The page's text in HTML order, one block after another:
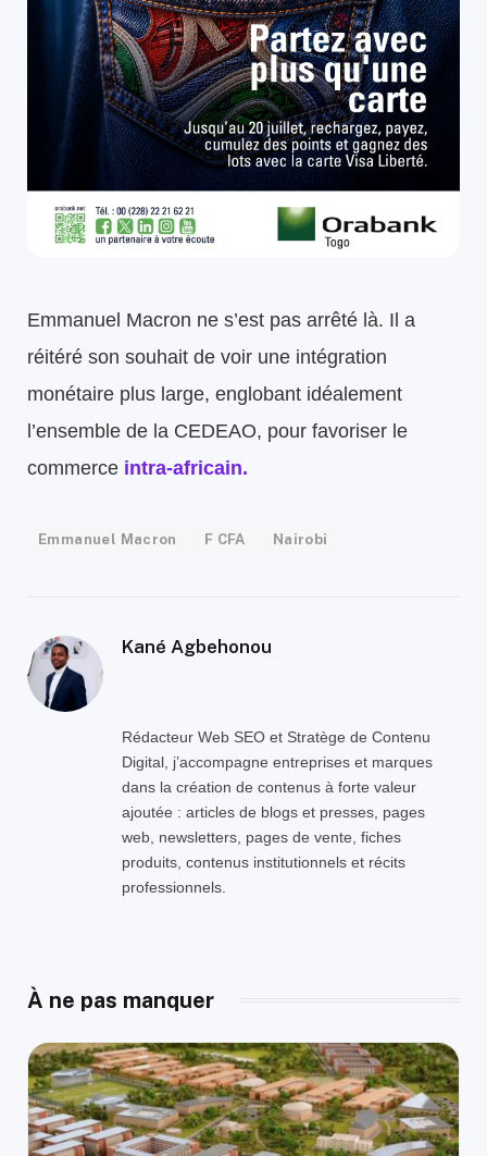
Emmanuel Macron ne s’est pas arrêté là. Il a
réitéré son souhait de voir une intégration
monétaire plus large, englobant idéalement
l’ensemble de la CEDEAO, pour favoriser le
commerce intra-africain.
Emmanuel Macron F CFA Nairobi
Kané Agbehonou
Rédacteur Web SEO et Stratège de Contenu
Digital, j’accompagne entreprises et marques
dans la création de contenus à forte valeur
ajoutée : articles de blogs et presses, pages
web, newsletters, pages de vente, fiches
produits, contenus institutionnels et récits
professionnels.
À ne pas manquer